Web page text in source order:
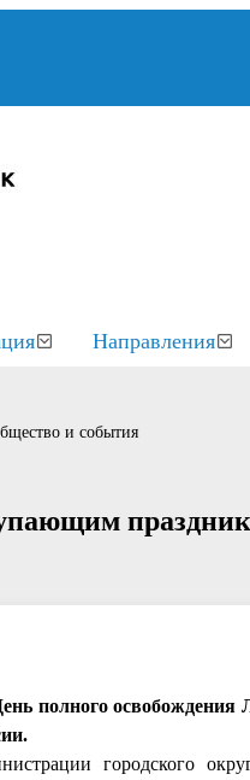
Направления
и события
полного
городского